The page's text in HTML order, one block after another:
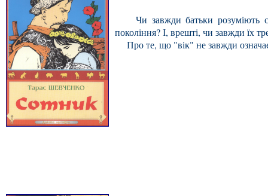
Чи завжди батьки розуміють
покоління? І, врешті, чи завжди їх
Про те, що "вік" не завжди